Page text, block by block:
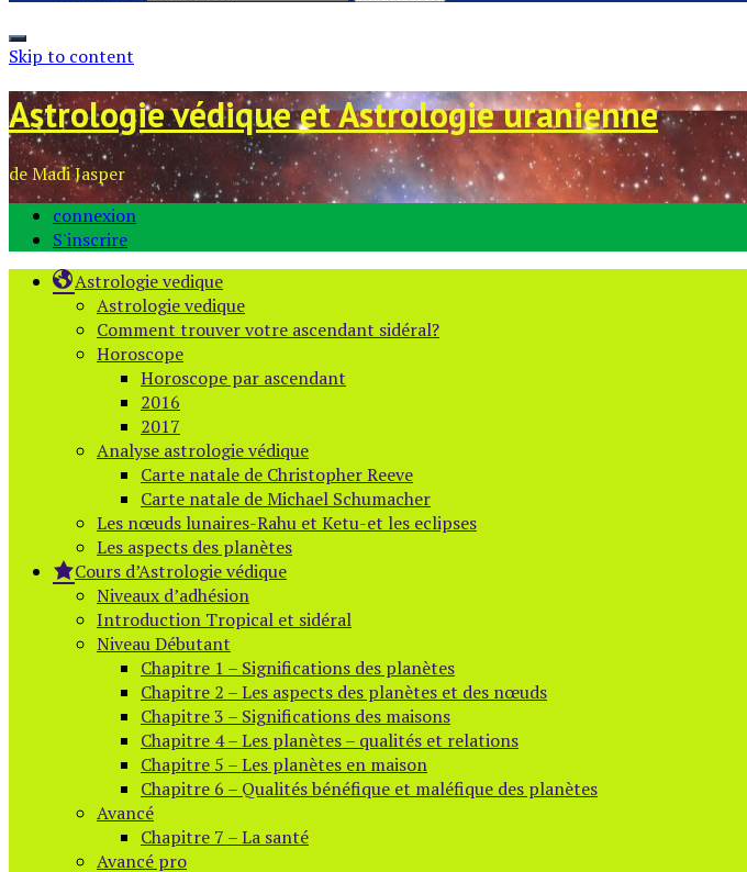
Skip to content
Astrologie védique et Astrologie uranienne
de Madi Jasper
connexion
S'inscrire
Astrologie vedique
Astrologie vedique
Comment trouver votre ascendant sidéral?
Horoscope
Horoscope par ascendant
2016
2017
Analyse astrologie védique
Carte natale de Christopher Reeve
Carte natale de Michael Schumacher
Les nœuds lunaires-Rahu et Ketu-et les eclipses
Les aspects des planètes
Cours d’Astrologie védique
Niveaux d’adhésion
Introduction Tropical et sidéral
Niveau Débutant
Chapitre 1 – Significations des planètes
Chapitre 2 – Les aspects des planètes et des nœuds
Chapitre 3 – Significations des maisons
Chapitre 4 – Les planètes – qualités et relations
Chapitre 5 – Les planètes en maison
Chapitre 6 – Qualités bénéfique et maléfique des planètes
Avancé
Chapitre 7 – La santé
Avancé pro